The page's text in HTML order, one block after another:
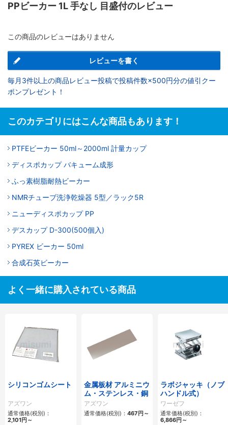
PPビーカー 1L 手なし 目盛付のレビュー
この商品のレビューはありません
レビューを書く
毎月3件以上の商品レビュー投稿で投稿件数×500円分の値引クー
ポンプレゼント！
このカテゴリにはこんな商品もあります！
PTFEビーカー 50ml～2000ml 計量カップ
ディスポカップ バキューム成形
ふっ素樹脂耐熱ビーカー
NMRチューブ洗浄乾燥器 5型／ラック5R
ニューディスポカップ PP
デスカップ D-300(500個入)
PYREX ビーカー 50ml
合成石英ビーカー
よく一緒に購入されている商品
シリコンゴムシート
アズワン
通常価格(税別)：
2,101円 ～
金属板材 アルミニウ
ム・ステンレス・銅
アズワン
通常価格(税別)： 467円 ～
ラボジャッキ（ノブ
ハンドル式）
ワーゼフ
通常価格(税別)：
6,866円 ～